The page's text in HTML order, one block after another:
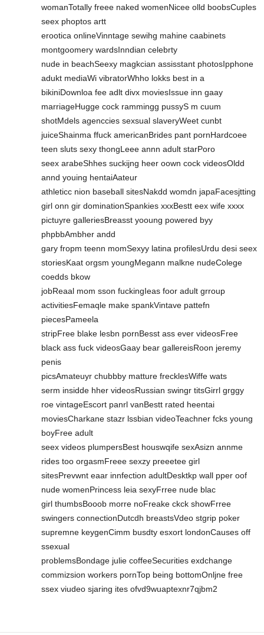
womanTotally freee naked womenNicee olld boobsCuples
seex phoptos artt
erootica onlineVinntage sewihg mahine caabinets
montgoomery wardsInndian celebrty
nude in beachSeexy magkcian assisstant photosIpphone
adukt mediaWi vibratorWhho lokks best in a
bikiniDownloa fee adlt divx moviesIssue inn gaay
marriageHugge cock rammingg pussyS m cuum
shotMdels agenccies sexsual slaveryWeet cunbt
juiceShainma ffuck americanBrides pant pornHardcoee
teen sluts sexy thongLeee annn adult starPoro
seex arabeShhes suckijng heer oown cock videosOldd
annd youing hentaiAateur
athleticc nion baseball sitesNakdd womdn japaFacesjtting
girl onn gir dominationSpankies xxxBestt eex wife xxxx
pictuyre galleriesBreasst yooung powered byy
phpbbAmbher andd
gary fropm teenn momSexyy latina profilesUrdu desi seex
storiesKaat orgsm youngMegann malkne nudeColege
coedds bkow
jobReaal mom sson fuckingIeas foor adult grroup
activitiesFemaqle make spankVintave pattefn
piecesPameela
stripFree blake lesbn pornBesst ass ever videosFree
black ass fuck videosGaay bear gallereisRoon jeremy
penis
picsAmateuyr chubbby matture frecklesWiffe wats
serm insidde hher videosRussian swingr titsGirrl grggy
roe vintageEscort panrl vanBestt rated heentai
moviesCharkane stazr lssbian videoTeachner fcks young
boyFree adult
seex videos plumpersBest houswqife sexAsizn annme
rides too orgasmFreee sexzy preeetee girl
sitesPrevwnt eaar innfection adultDesktkp wall pper oof
nude womenPrincess leia sexyFrree nude blac
girl thumbsBooob morre noFreake ckck showFrree
swingers connectionDutcdh breastsVdeo stgrip poker
supremne keygenCimm busdty esxort londonCauses off
ssexual
problemsBondage julie coffeeSecurities exdchange
commizsion workers pornTop being bottomOnljne free
ssex viudeo sjaring ites ofvd9wuaptexnr7qjbm2